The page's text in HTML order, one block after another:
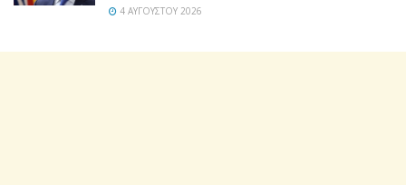
4 ΑΥΓΟΎΣΤΟΥ 2026